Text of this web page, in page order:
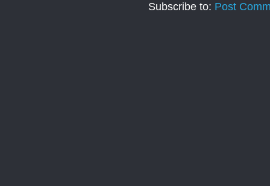
Subscribe to: Post